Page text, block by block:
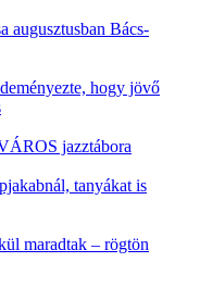
augusztusban Bács-
hogy jövő
jazztábora
tanyákat is
maradtak – rögtön